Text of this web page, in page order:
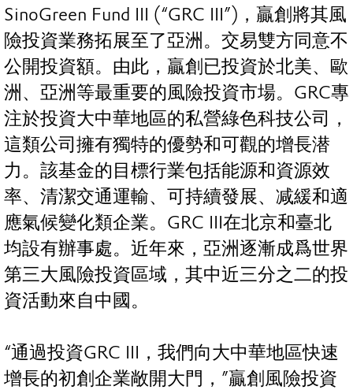
SinoGreen Fund III (“GRC III”)，贏創將其風
險投資業務拓展至了亞洲。交易雙方同意不
公開投資額。由此，贏創已投資於北美、歐
洲、亞洲等最重要的風險投資市場。GRC專
注於投資大中華地區的私營綠色科技公司，
這類公司擁有獨特的優勢和可觀的增長潜
力。該基金的目標行業包括能源和資源效
率、清潔交通運輸、可持續發展、减緩和適
應氣候變化類企業。GRC III在北京和臺北
均設有辦事處。近年來，亞洲逐漸成爲世界
第三大風險投資區域，其中近三分之二的投
資活動來自中國。
“通過投資GRC III，我們向大中華地區快速
增長的初創企業敞開大門，”贏創風險投資